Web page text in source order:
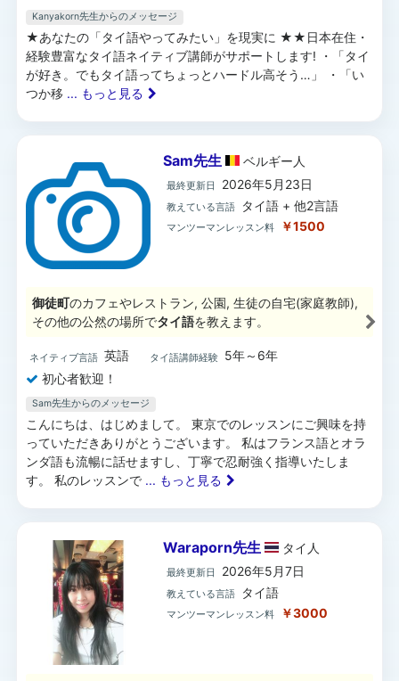
Kanyakorn先生からのメッセージ
★あなたの「タイ語やってみたい」を現実に ★★日本在住・
経験豊富なタイ語ネイティブ講師がサポートします! ・「タイ
が好き。でもタイ語ってちょっとハードル高そう…」 ・「い
つか移 ... もっと見る
Sam先生 ベルギー 人
最終更新日 2026年5月23日
教えている言語 タイ語 + 他2言語
マンツーマンレッスン料 ￥1500
御徒町のカフェやレストラン, 公園, 生徒の自宅(家庭教師),
その他の公然の場所でタイ語を教えます。
ネイティブ言語 英語 タイ語講師経験
5年～6年
初心者歓迎！
Sam先生からのメッセージ
こんにちは、はじめまして。 東京でのレッスンにご興味を持
っていただきありがとうございます。 私はフランス語とオラ
ンダ語も流暢に話せますし、丁寧で忍耐強く指導いたしま
す。 私のレッスンで ... もっと見る
Waraporn先生 タイ 人
最終更新日 2026年5月7日
教えている言語 タイ語
マンツーマンレッスン料 ￥3000